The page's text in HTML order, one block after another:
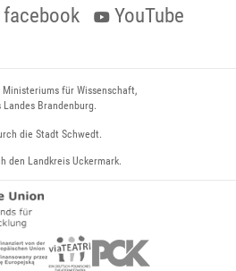
facebook
YouTube
für Wissenschaft,
Brandenburg.
die Stadt Schwedt.
den Landkreis Uckermark.